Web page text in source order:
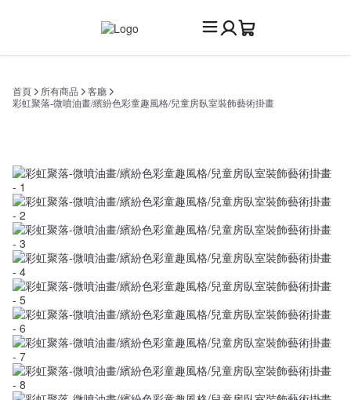
首頁 所有商品
客廳
彩虹聚落-微噴油畫/繽紛色彩童趣風格/兒童房臥室裝飾藝術掛畫